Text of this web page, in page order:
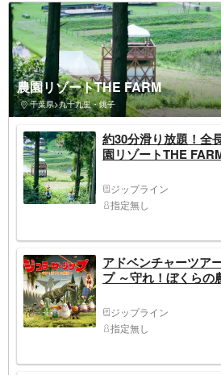
農園リゾートTHE FARM
千葉県>九十九里・銚子
約30分滑り放題！全
園リゾートTHE
ジップライン
指定無し
アドベンチャーツア
プ ～守れ！ぼくらの
ジップライン
指定無し